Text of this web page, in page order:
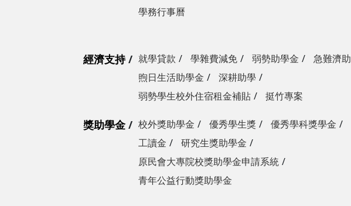
學務行事曆
經濟支持 就學貸款 學雜費減免 弱勢助學金
急難濟助
煦日生活助學金
深耕助學
弱勢學生校外住宿租金補貼
挺竹專案
獎助學金 校外獎助學金 優秀學生獎
優秀學科獎學金
工讀金
研究生獎助學金
原民會大專院校獎助學金申請系統
青年公益行動獎助學金